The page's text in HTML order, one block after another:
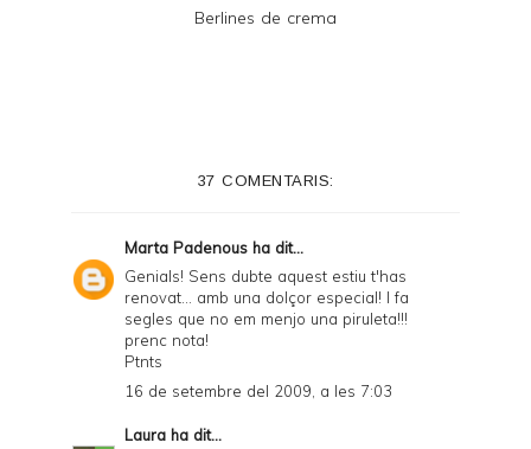
Berlines de crema
37 COMENTARIS:
Marta Padenous ha dit...
Genials! Sens dubte aquest estiu t'has
renovat... amb una dolçor especial! I fa
segles que no em menjo una piruleta!!!
prenc nota!
Ptnts
16 de setembre del 2009, a les 7:03
Laura ha dit...